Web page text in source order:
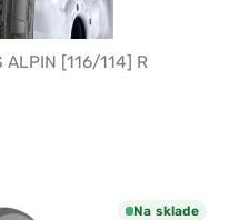
ALPIN [116/114] R
Na sklade